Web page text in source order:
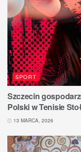
SPORT
Szczecin
Polski w Tenisie
13 MARCA, 2026